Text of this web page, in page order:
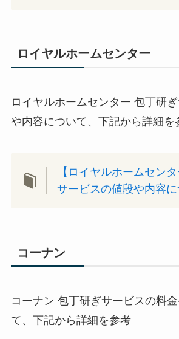
ロイヤルホームセンター
ロイヤルホームセンター 包丁研
や内容について、下記から詳細を
【ロイヤルホームセン
サービスの値段や内容に
コーナン
コーナン 包丁研ぎサービスの料
て、下記から詳細を参考